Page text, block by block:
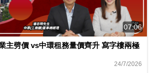
07:06
主劈價 vs中環租務量價齊升 寫字樓兩極
24/7/2026